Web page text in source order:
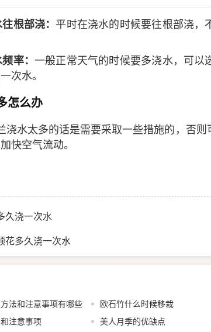
根部浇： 平时在浇水的时候要往根部浇，
率： 一般正常天气的时候要多浇水，可以
次水。
怎么办
浇水太多的话是需要采取一些措施的，否
快空气流动。
久浇一次水
花多久浇一次水
法和注意事项有哪些 欧石竹什么时候移栽
注意事项
美人月季的优缺点